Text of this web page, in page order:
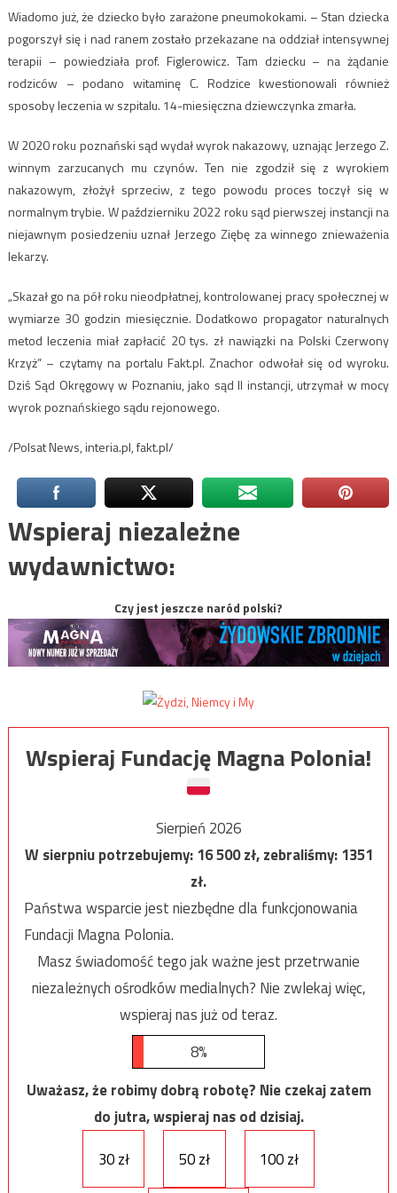
Wiadomo już, że dziecko było zarażone pneumokokami. – Stan dziecka
pogorszył się i nad ranem zostało przekazane na oddział intensywnej
terapii – powiedziała prof. Figlerowicz. Tam dziecku – na żądanie
rodziców – podano witaminę C. Rodzice kwestionowali również
sposoby leczenia w szpitalu. 14-miesięczna dziewczynka zmarła.
W 2020 roku poznański sąd wydał wyrok nakazowy, uznając Jerzego Z.
winnym zarzucanych mu czynów. Ten nie zgodził się z wyrokiem
nakazowym, złożył sprzeciw, z tego powodu proces toczył się w
normalnym trybie. W październiku 2022 roku sąd pierwszej instancji na
niejawnym posiedzeniu uznał Jerzego Ziębę za winnego znieważenia
lekarzy.
„Skazał go na pół roku nieodpłatnej, kontrolowanej pracy społecznej w
wymiarze 30 godzin miesięcznie. Dodatkowo propagator naturalnych
metod leczenia miał zapłacić 20 tys. zł nawiązki na Polski Czerwony
Krzyż” – czytamy na portalu Fakt.pl. Znachor odwołał się od wyroku.
Dziś Sąd Okręgowy w Poznaniu, jako sąd II instancji, utrzymał w mocy
wyrok poznańskiego sądu rejonowego.
/Polsat News, interia.pl, fakt.pl/
Wspieraj niezależne
wydawnictwo:
Czy jest jeszcze naród polski?
Wspieraj Fundację Magna Polonia!
Sierpień 2026
W sierpniu potrzebujemy:16 500zł, zebraliśmy:1351
zł.
Państwa wsparcie jest niezbędne dla funkcjonowania
Fundacji Magna Polonia.
Masz świadomość tego jak ważne jest przetrwanie
niezależnych ośrodków medialnych? Nie zwlekaj więc,
wspieraj nas już od teraz.
8%
Uważasz, że robimy dobrą robotę? Nie czekaj zatem
do jutra, wspieraj nas od dzisiaj.
30 zł
50 zł 100 zł